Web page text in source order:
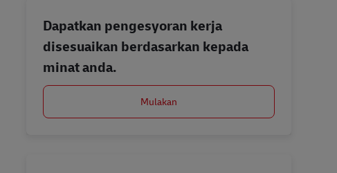
Dapatkan pengesyoran kerja
disesuaikan berdasarkan kepada
minat anda.
Mulakan